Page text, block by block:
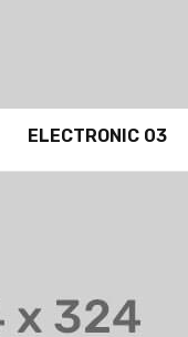
ELECTRONIC 03